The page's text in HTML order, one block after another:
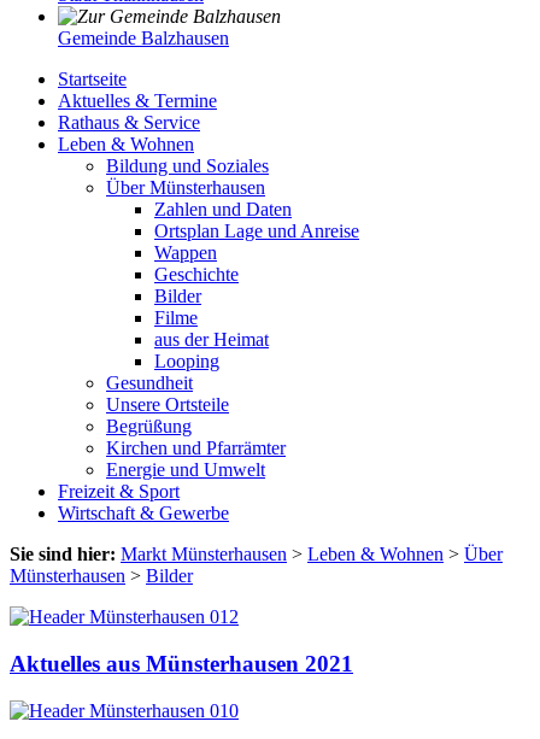
Gemeinde Balzhausen
Startseite
Aktuelles & Termine
Rathaus & Service
Leben & Wohnen
Bildung und Soziales
Über Münsterhausen
Zahlen und Daten
Ortsplan Lage und Anreise
Wappen
Geschichte
Bilder
Filme
aus der Heimat
Looping
Gesundheit
Unsere Ortsteile
Begrüßung
Kirchen und Pfarrämter
Energie und Umwelt
Freizeit & Sport
Wirtschaft & Gewerbe
Sie sind hier: Markt Münsterhausen > Leben & Wohnen > Über
Münsterhausen > Bilder
Aktuelles aus Münsterhausen 2021